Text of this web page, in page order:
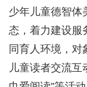
少年儿童德智体
态，着力建设服
同育人环境，
儿童读者交流互